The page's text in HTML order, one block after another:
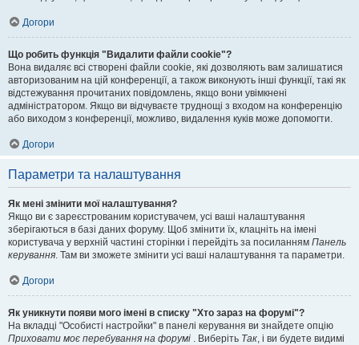
Догори
Що робить функція "Видалити файли cookie"?
Вона видаляє всі створені файли cookie, які дозволяють вам залишатися
авторизованим на цій конференції, а також виконують інші функції, такі як
відстежування прочитаних повідомлень, якщо вони увімкнені
адміністратором. Якщо ви відчуваєте труднощі з входом на конференцію
або виходом з конференції, можливо, видалення куків може допомогти.
Догори
Параметри та налаштування
Як мені змінити мої налаштування?
Якщо ви є зареєстрованим користувачем, усі ваші налаштування
зберігаються в базі даних форуму. Щоб змінити їх, клацніть на імені
користувача у верхній частині сторінки і перейдіть за посиланням Панель
керування. Там ви зможете змінити усі ваші налаштування та параметри.
Догори
Як уникнути появи мого імені в списку "Хто зараз на форумі"?
На вкладці "Особисті настройки" в панелі керування ви знайдете опцію
Приховати моє перебування на форумі . Виберіть Так, і ви будете видимі